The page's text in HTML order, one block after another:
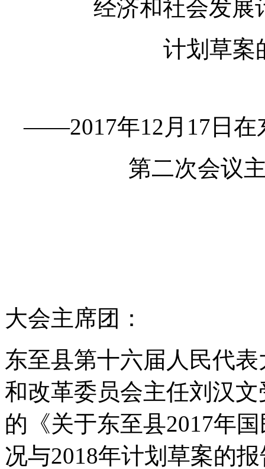
经济和社会发展
计划草案
——2017年12月17日在
第二次会议
大会主席团：
东至县第十六届人民代
和改革委员会主任刘汉
的《关于东至县2017年
况与2018年计划草案的